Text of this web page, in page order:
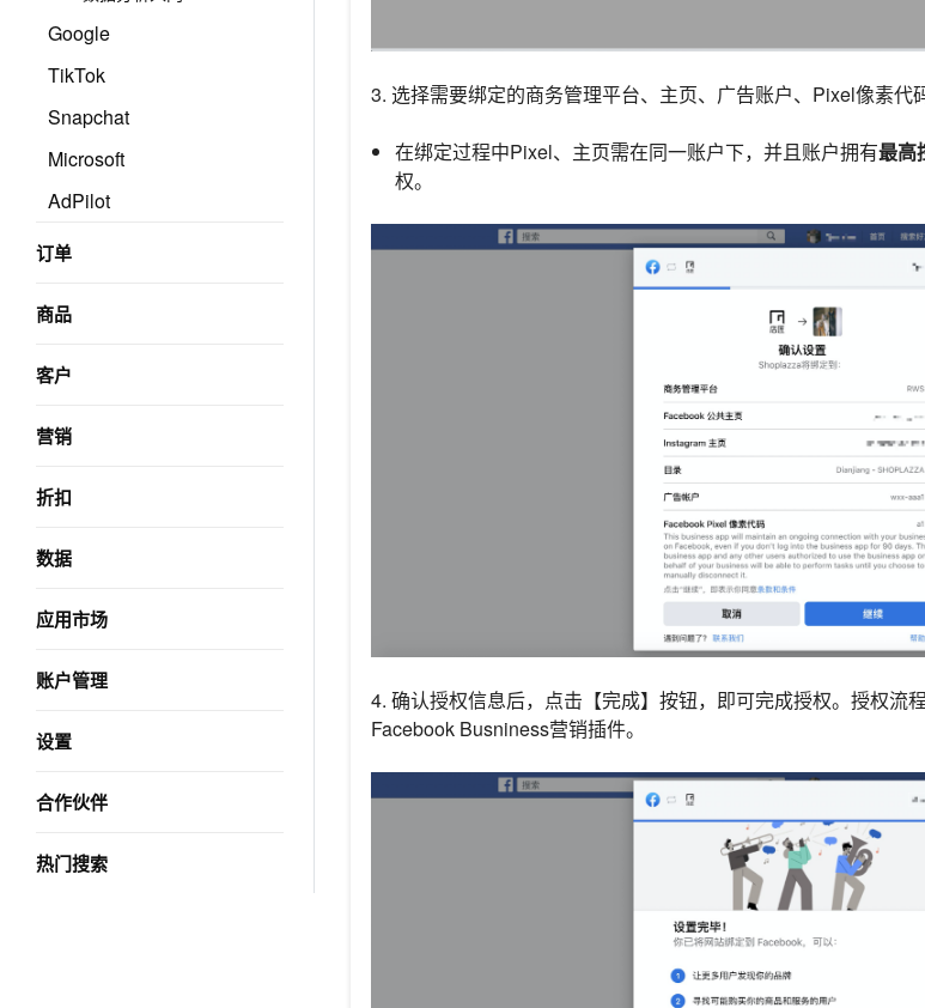
Google
TikTok
Snapchat
Microsoft
AdPilot
订单
商品
客户
营销
折扣
数据
应用市场
账户管理
设置
合作伙伴
热门搜索
3. 选择需要绑定的商务管理平台、主页、广告账户、Pixel像素代
在绑定过程中Pixel、主页需在同一账户下，并且账户拥有最高
权。
4. 确认授权信息后，点击【完成】按钮，即可完成授权。授权流
Facebook Busniness营销插件。